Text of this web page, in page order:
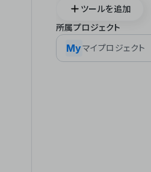
ツールを追加
所属プロジェクト
Myマイプロジェクト